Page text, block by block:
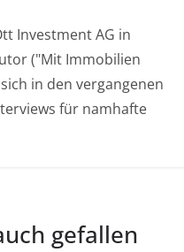
Investment AG in
("Mit Immobilien
in den vergangenen
für namhafte
gefallen